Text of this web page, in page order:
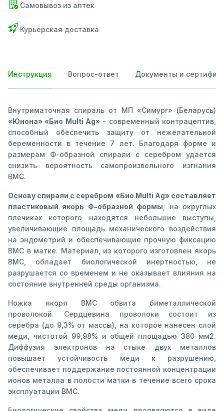
Самовывоз из аптек
Курьерская доставка
Инструкция Вопрос-ответ Документы и
Внутриматочная спираль от МП «Симург» (Беларусь)
«Юнона» «Био Multi Ag» - современный контрацептив,
способный обеспечить защиту от нежелательной
беременности в течение 7 лет. Благодаря форме и
размерам Ф-образной спирали с серебром удается
снизить вероятность самопроизвольного изгнания
ВМС.
Основу спирали с серебром «Био Multi Ag» составляет
пластиковый якорь Ф-образной формы , на округлых
плечиках которого находятся небольшие выступы,
увеличивающие площадь механического воздействия
на эндометрий и обеспечивающие прочную фиксацию
ВМС в матке. Материал, из которого изготовлен якорь
ВМС, обладает биологической инертностью, не
разрушается со временем и не оказывает влияния на
состояние внутренней среды организма.
Ножка якоря ВМС обвита биметаллической
проволокой. Сердцевина проволоки состоит из
серебра (до 9,3% от массы), на которое нанесен слой
меди, чистотой 99,98% и общей площадью 380 мм2.
Диффузия электронов на стыке двух металлов
повышает устойчивость меди к разрушению,
обеспечивает поддержание постоянной концентрации
ионов металла в полости матки в течение всего срока
эксплуатации ВМС.